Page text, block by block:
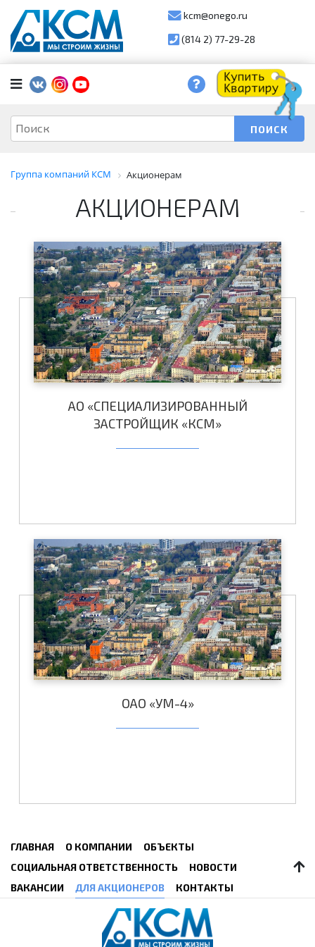
kcm@onego.ru
(814 2) 77-29-28
Группа компаний КСМ Акционерам
АКЦИОНЕРАМ
АО «СПЕЦИАЛИЗИРОВАННЫЙ
ЗАСТРОЙЩИК «КСМ»
ОАО «УМ-4»
ГЛАВНАЯ О КОМПАНИИ
ОБЪЕКТЫ
СОЦИАЛЬНАЯ ОТВЕТСТВЕННОСТЬ
НОВОСТИ
ВАКАНСИИ
ДЛЯ АКЦИОНЕРОВ КОНТАКТЫ